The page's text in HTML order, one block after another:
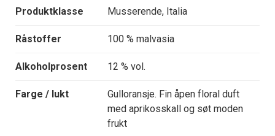
Produktklasse Musserende, Italia
Råstoffer 100 % malvasia
Alkoholprosent 12 % vol.
Farge / lukt
Gulloransje. Fin åpen floral duft
med aprikosskall og søt moden
frukt